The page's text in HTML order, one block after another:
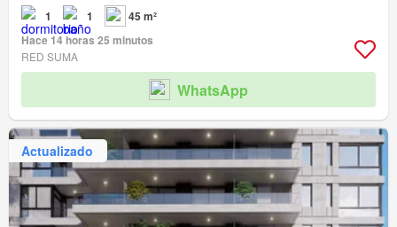
1 1
45 m²
Hace 14 horas 25 minutos
RED SUMA
WhatsApp
Actualizado